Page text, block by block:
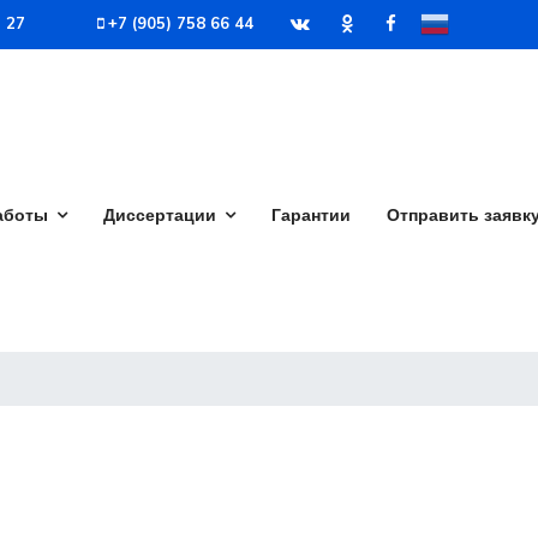
27 +7 (905) 758 66 44
Диссертации Гарантии Отправить